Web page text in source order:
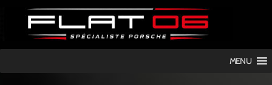
FLAT
06
MENU